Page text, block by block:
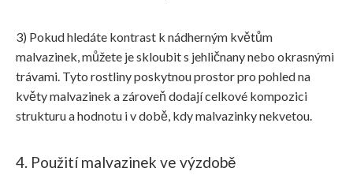
3) Pokud hledáte kontrast k nádherným květům
malvazinek, můžete je skloubit s jehličnany nebo okrasnými
trávami. Tyto rostliny poskytnou prostor pro pohled na
květy malvazinek a zároveň dodají celkové kompozici
strukturu a hodnotu i v době, kdy malvazinky nekvetou.
4. Použití malvazinek ve výzdobě